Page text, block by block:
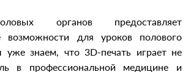
органов предоставляет
возможности для уроков полового
уже знаем, что 3D-печать играет не
в профессиональной медицине и